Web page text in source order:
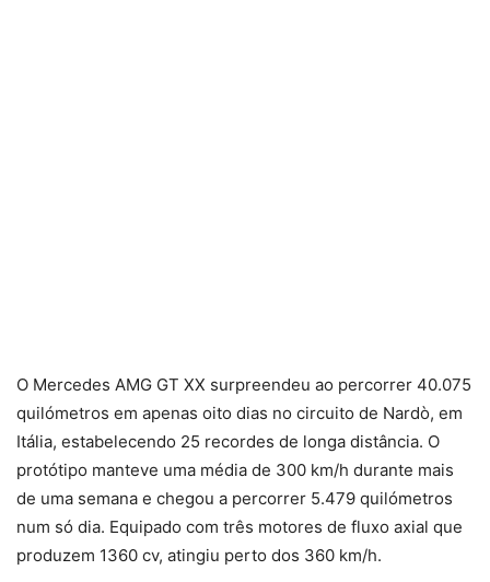
O Mercedes AMG GT XX surpreendeu ao percorrer 40.075
quilómetros em apenas oito dias no circuito de Nardò, em
Itália, estabelecendo 25 recordes de longa distância. O
protótipo manteve uma média de 300 km/h durante mais
de uma semana e chegou a percorrer 5.479 quilómetros
num só dia. Equipado com três motores de fluxo axial que
produzem 1360 cv, atingiu perto dos 360 km/h.